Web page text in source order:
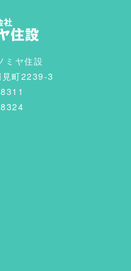
ミヤ住設
見町2239-3